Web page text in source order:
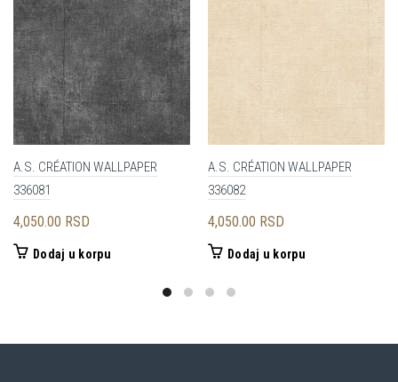
A.S. CRÉATION WALLPAPER
336081
4,050.00 RSD
Dodaj u korpu
A.S. CRÉATION WALLPAPER
336082
4,050.00 RSD
Dodaj u korpu